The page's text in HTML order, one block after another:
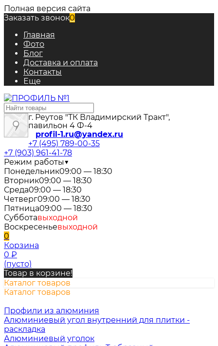
Полная версия сайта
Заказать звонок0
Главная
Фото
Блог
Доставка и оплата
Контакты
Еще
г. Реутов "ТК Владимирский Тракт",
павильон 4 Ф-4
profil-1.ru@yandex.ru
+7 (495) 789-00-35
+7 (903) 961-41-78
Режим работы▼
Понедельник09:00 — 18:30
Вторник09:00 — 18:30
Среда09:00 — 18:30
Четверг09:00 — 18:30
Пятница09:00 — 18:30
Субботавыходной
Воскресеньевыходной
0
Корзина
0 ₽
(пусто)
Товар в корзине!
Каталог товаров
Каталог товаров
Профили из алюминия
Алюминиевый угол внутренний для плитки -
раскладка
Алюминиевый уголок